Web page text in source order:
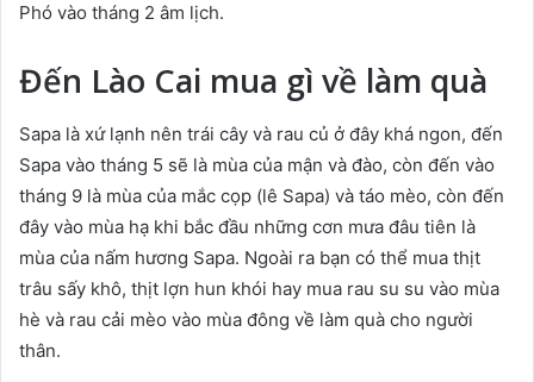
Phó vào tháng 2 âm lịch.
Đến Lào Cai mua gì về làm quà
Sapa là xứ lạnh nên trái cây và rau củ ở đây khá ngon, đến
Sapa vào tháng 5 sẽ là mùa của mận và đào, còn đến vào
tháng 9 là mùa của mắc cọp (lê Sapa) và táo mèo, còn đến
đây vào mùa hạ khi bắc đầu những cơn mưa đâu tiên là
mùa của nấm hương Sapa. Ngoài ra bạn có thể mua thịt
trâu sấy khô, thịt lợn hun khói hay mua rau su su vào mùa
hè và rau cải mèo vào mùa đông về làm quà cho người
thân.